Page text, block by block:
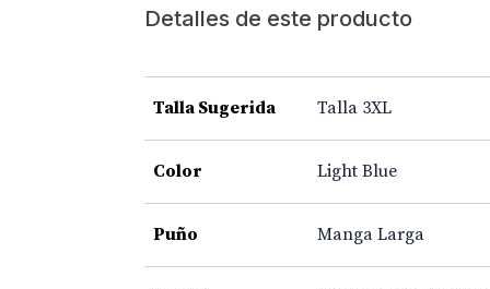
Detalles de este producto
Talla Sugerida Talla 3XL
Color Light Blue
Puño Manga Larga